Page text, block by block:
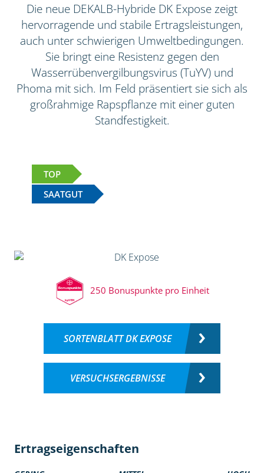
Die neue DEKALB-Hybride DK Expose zeigt
hervorragende und stabile Ertragsleistungen,
auch unter schwierigen Umweltbedingungen.
Sie bringt eine Resistenz gegen den
Wasserrübenvergilbungsvirus (TuYV) und
Phoma mit sich. Im Feld präsentiert sie sich als
großrahmige Rapspflanze mit einer guten
Standfestigkeit.
TOP
SAATGUT
250 Bonuspunkte pro Einheit
SORTENBLATT DK EXPOSE
VERSUCHSERGEBNISSE
Ertragseigenschaften